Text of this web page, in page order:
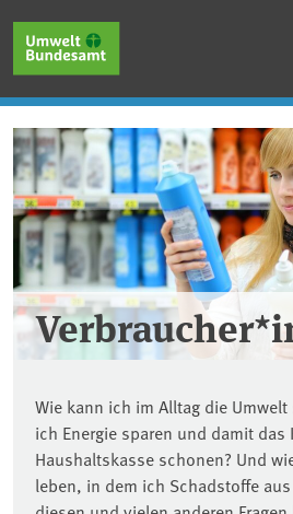
Wie kann ich im Alltag die
ich Energie sparen und damit das
Haushaltskasse schonen? Und
leben, in dem ich Schadstoffe